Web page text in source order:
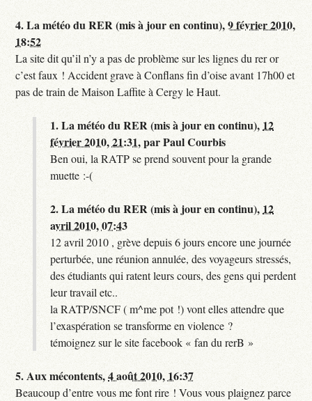
4.La météo du RER (mis à jour en continu),9 février 2010,
18:52
La site dit qu’il n’y a pas de problème sur les lignes du rer or
c’est faux ! Accident grave à Conflans fin d’oise avant 17h00 et
pas de train de Maison Laffite à Cergy le Haut.
1.La météo du RER (mis à jour en continu), 12
février 2010, 21:31,parPaul Courbis
Ben oui, la RATP se prend souvent pour la grande
muette :-(
2.La météo du RER (mis à jour en continu), 12
avril 2010, 07:43
12 avril 2010 , grève depuis 6 jours encore une journée
perturbée, une réunion annulée, des voyageurs stressés,
des étudiants qui ratent leurs cours, des gens qui perdent
leur travail etc..
la RATP/SNCF ( m^me pot !) vont elles attendre que
l’exaspération se transforme en violence ?
témoignez sur le site facebook « fan du rerB »
5.Aux mécontents,4 août 2010, 16:37
Beaucoup d’entre vous me font rire ! Vous vous plaignez parce